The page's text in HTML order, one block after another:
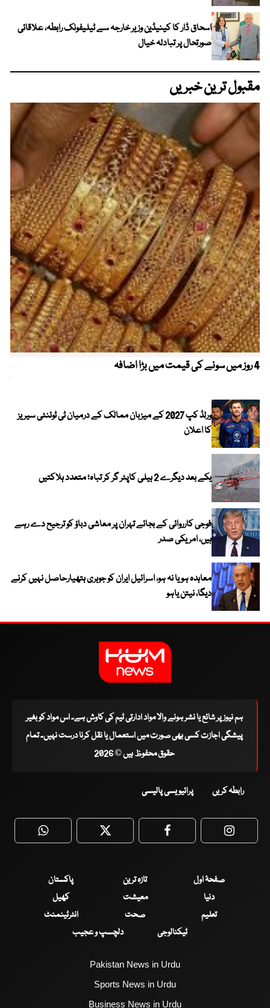
اسحاق ڈار کا کینیڈین وزیر خارجہ سے ٹیلیفونک رابطہ، علاقائی
صورتحال پر تبادلہ خیال
مقبول ترین خبریں
4 روز میں سونے کی قیمت میں بڑا اضافہ
ورلڈ کپ 2027 کے میزبان ممالک کے درمیان ٹی ٹوئنٹی سیریز
کا اعلان
یکے بعد دیگرے 2 ہیلی کاپٹر گر کر تباہ؛ متعدد ہلاکتیں
فوجی کارروائی کے بجائے تہران پر معاشی دباؤ کو ترجیح دے رہے
ہیں، امریکی صدر
معاہدہ ہو یا نہ ہو، اسرائیل ایران کو جوہری ہتھیارحاصل نہیں کرنے
دیگا، نیتن یاہو
ہم نیوز پر شائع یا نشر ہونے والا مواد ادارتی ٹیم کی کاوش ہے۔ اس مواد کو بغیر
پیشگی اجازت کسی بھی صورت میں استعمال یا نقل کرنا درست نہیں۔ تمام
حقوق محفوظ ہیں © 2026
رابطہ کریں پرائیویسی پالیسی
WhatsApp Twitter Facebook
صفحۂ اول تازہ ترین
پاکستان
دنیا
معیشت
کھیل
تعلیم
صحت
انٹرٹینمنٹ
ٹیکنالوجی
دلچسپ و عجیب
Pakistan News in Urdu
Sports News in Urdu
Business News in Urdu